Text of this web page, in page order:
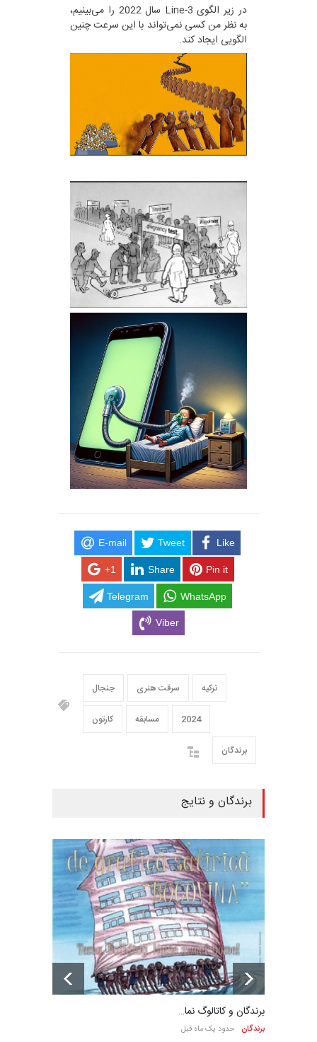
در زیر الگوی 3-Line سال 2022 را می‌بینیم،
به نظر من کسی نمی‌تواند با این سرعت چنین
الگویی ایجاد کند.
E-mail Tweet Like
+1 Share Pin it
Telegram WhatsApp
Viber
جنجال سرقت هنری ترکیه
کارتون مسابقه 2024
برندگان
برندگان و نتایج
برندگان و کاتالوگ نما…
برندگان حدود یک ماه قبل